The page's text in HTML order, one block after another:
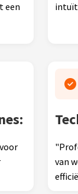
een
van